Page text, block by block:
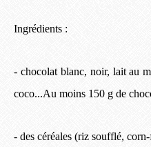
Ingrédients :
- chocolat blanc, noir, lait au
coco...Au moins 150 g de
- des céréales (riz soufflé,